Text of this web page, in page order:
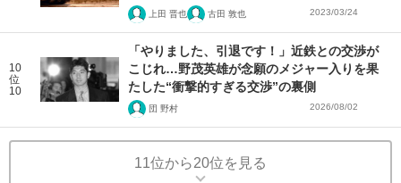
上田 晋也 古田 敦也 2023/03/24
10
位
10
「やりました、引退です！」近鉄との交渉が
こじれ…野茂英雄が念願のメジャー入りを果
たした“衝撃的すぎる交渉”の裏側
団 野村 2026/08/02
11位から20位を見る